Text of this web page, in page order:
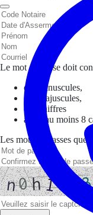
Le mot de passe doit
des minuscules,
des majuscules,
des chiffres
avoir au moins 8
Les mots de passes que